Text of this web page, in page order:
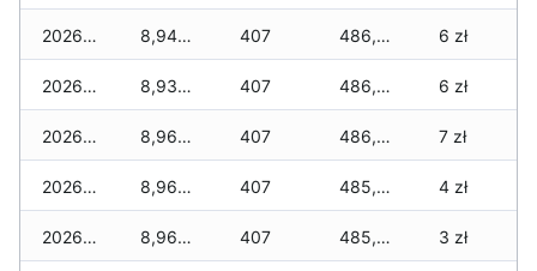
2026-06-03 8,940 zł 407 486,940 zł 6 zł
2026-06-02 8,930 zł 407 486,475 zł 6 zł
2026-06-01 8,960 zł 407 486,230 zł 7 zł
2026-05-31 8,960 zł 407 485,910 zł 4 zł
2026-05-30 8,960 zł 407 485,890 zł 3 zł